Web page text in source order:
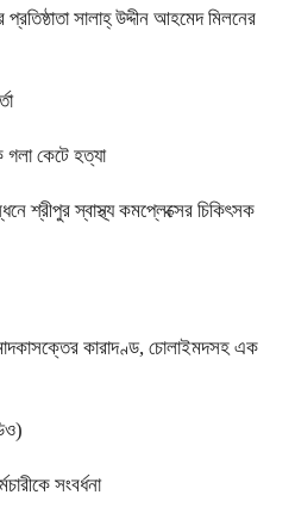
সালাহ্ উদ্দীন আহমেদ মিলনের
গলা কেটে হত্যা
শ্রীপুর স্বাস্থ্য কমপ্লেক্সের চিকিৎসক
কারাদণ্ড, চোলাইমদসহ এক
সংবর্ধনা